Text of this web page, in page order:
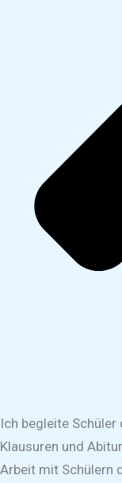
Ich begleite Schüler
Klausuren und
Arbeit mit Schülern